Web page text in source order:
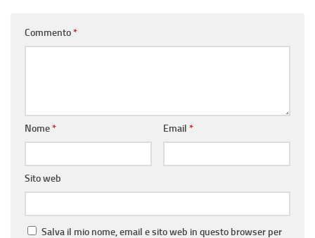
Commento*
Nome* Email *
Sito web
Salva il mio nome, email e sito web in questo browser per